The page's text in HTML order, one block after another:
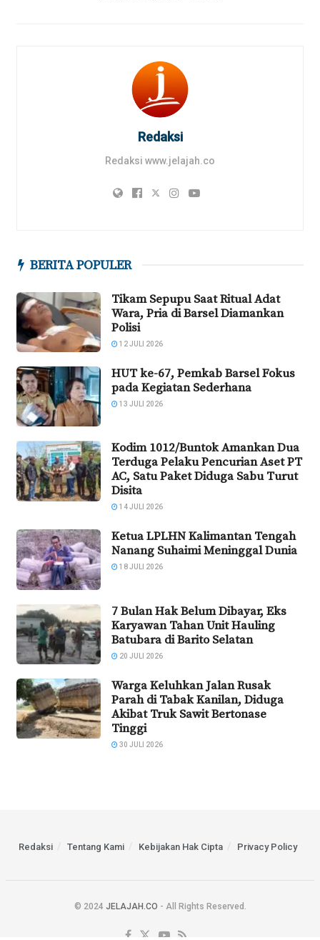
Redaksi
Redaksi www.jelajah.co
BERITA POPULER
Tikam Sepupu Saat Ritual Adat
Wara, Pria di Barsel Diamankan
Polisi
12 JULI 2026
HUT ke-67, Pemkab Barsel Fokus
pada Kegiatan Sederhana
13 JULI 2026
Kodim 1012/Buntok Amankan Dua
Terduga Pelaku Pencurian Aset PT
AC, Satu Paket Diduga Sabu Turut
Disita
14 JULI 2026
Ketua LPLHN Kalimantan Tengah
Nanang Suhaimi Meninggal Dunia
18 JULI 2026
7 Bulan Hak Belum Dibayar, Eks
Karyawan Tahan Unit Hauling
Batubara di Barito Selatan
20 JULI 2026
Warga Keluhkan Jalan Rusak
Parah di Tabak Kanilan, Diduga
Akibat Truk Sawit Bertonase
Tinggi
30 JULI 2026
Redaksi Tentang Kami Kebijakan Hak Cipta Privacy Policy
© 2024 JELAJAH.CO - All Rights Reserved.